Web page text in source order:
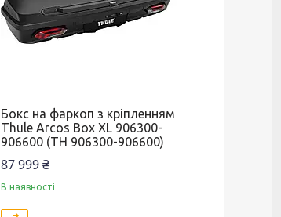
Бокс на фаркоп з кріпленням
Thule Arcos Box XL 906300-
906600 (TH 906300-906600)
87 999 ₴
В наявності